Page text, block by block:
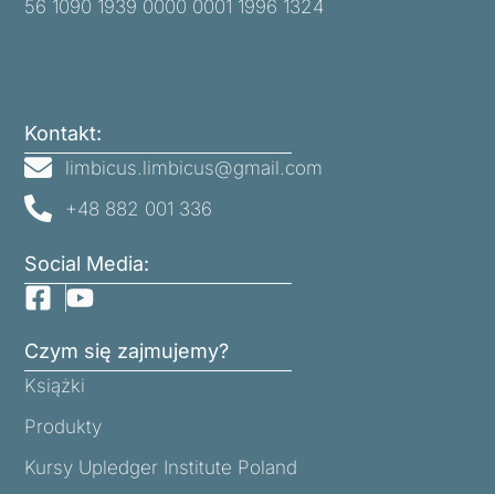
56 1090 1939 0000 0001 1996 1324
Kontakt:
limbicus.limbicus@gmail.com
+48 882 001 336
Social Media:
Czym się zajmujemy?
Książki
Produkty
Kursy Upledger Institute Poland